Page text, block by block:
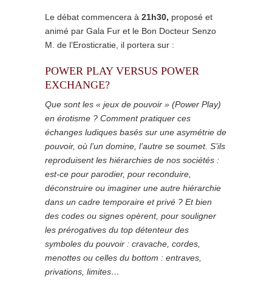
Le débat commencera à 21h30, proposé et
animé par Gala Fur et le Bon Docteur Senzo
M. de l’Erosticratie, il portera sur :
POWER PLAY VERSUS POWER
EXCHANGE?
Que sont les « jeux de pouvoir » (Power Play)
en érotisme ? Comment pratiquer ces
échanges ludiques basés sur une asymétrie de
pouvoir, où l’un domine, l’autre se soumet. S’ils
reproduisent les hiérarchies de nos sociétés :
est-ce pour parodier, pour reconduire,
déconstruire ou imaginer une autre hiérarchie
dans un cadre temporaire et privé ? Et bien
des codes ou signes opèrent, pour souligner
les prérogatives du top détenteur des
symboles du pouvoir : cravache, cordes,
menottes ou celles du bottom : entraves,
privations, limites…